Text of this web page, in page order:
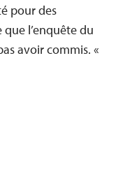
pour des
l’enquête du
avoir commis. «